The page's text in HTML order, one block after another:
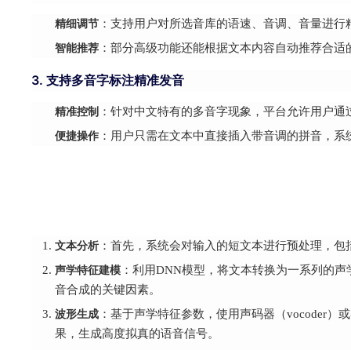
精细调节 ：支持用户对所选音库的语速、音调、音量进
智能推荐 ：部分高级功能还能根据文本内容自动推荐合
3. 支持多音字标注精准发音
精准控制 ：针对中文特有的多音字现象，平台允许用户
便捷操作 ：用户只需在文本中直接插入带音调的拼音，
文本分析 ：首先，系统会对输入的短文本进行预处理，
声学特征建模 ：利用DNN模型，将文本转换为一系列的
音合成的关键因素。
波形生成 ：基于声学特征参数，使用声码器（vocoder）
果，生成高度拟真的语音信号。